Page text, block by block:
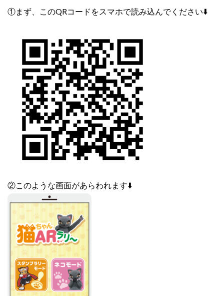
①まず、このQRコードをスマホで読み込んでください⬇️
②このような画面があらわれます⬇️